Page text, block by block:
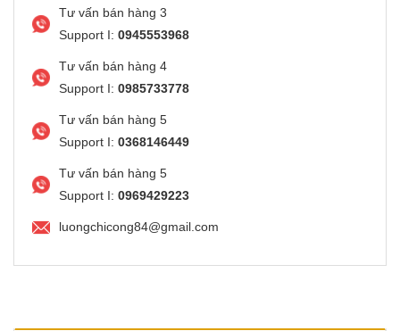
Tư vấn bán hàng 3
Support I: 0945553968
Tư vấn bán hàng 4
Support I: 0985733778
Tư vấn bán hàng 5
Support I: 0368146449
Tư vấn bán hàng 5
Support I: 0969429223
luongchicong84@gmail.com